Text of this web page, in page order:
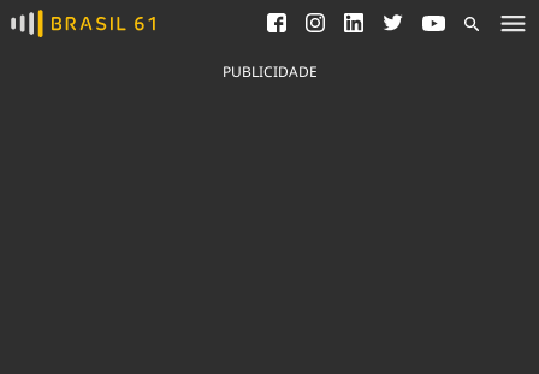
Ver todas as notícias
Saneamento
Indicadores
PUBLICIDADE